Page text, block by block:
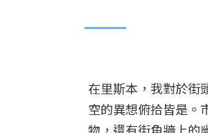
在里斯本，我對於街
空的異想俯拾皆是